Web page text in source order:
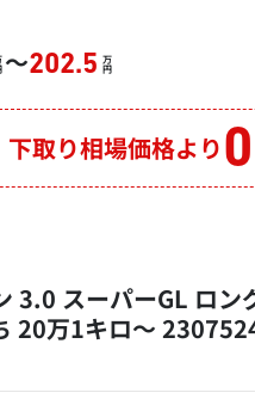
～202.5 万
円
下取り相場価格より
3.0 スーパーGL ロ
20万1キロ～